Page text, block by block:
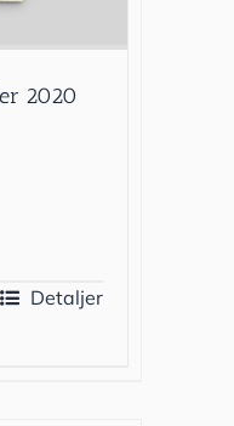
2020
Detaljer